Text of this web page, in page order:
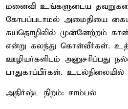
மனைவி உங்களுடைய தவறுகளை
கோபப்படாமல் அமைதியை
சுயதொழிலில் முன்னேற்றம்
என்று கலந்து கொள்வீர்கள்.
ஊழியர்களிடம்
பாதுகாப்பீர்கள். உடல்நிலையில்
அதிர்ஷ்ட நிறம்: சாம்பல்